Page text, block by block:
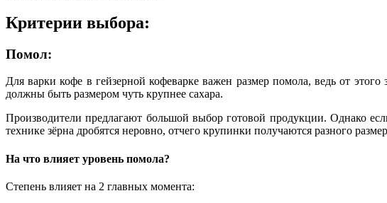
Критерии выбора:
Помол:
Для варки кофе в гейзерной кофеварке важен размер помола, ведь от
должны быть размером чуть крупнее сахара.
Производители предлагают большой выбор готовой продукции. Однако
технике зёрна дробятся неровно, отчего крупинки получаются разного
На что влияет уровень помола?
Степень влияет на 2 главных момента: